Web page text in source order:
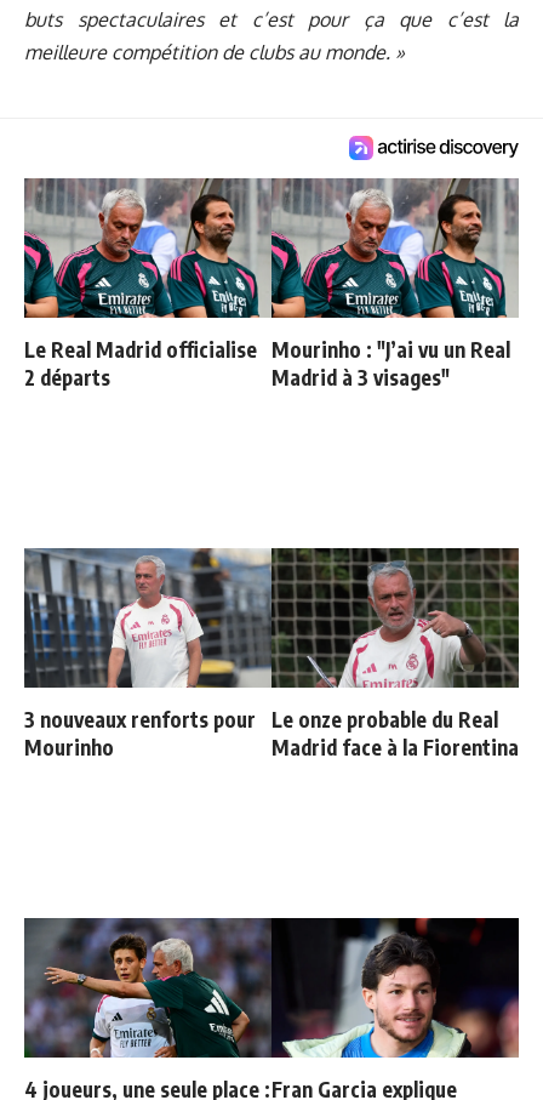
buts spectaculaires et c’est pour ça que c’est la
meilleure compétition de clubs au monde. »
Le Real Madrid officialise
2 départs
Mourinho : "J’ai vu un Real
Madrid à 3 visages"
3 nouveaux renforts pour
Mourinho
Le onze probable du Real
Madrid face à la Fiorentina
4 joueurs, une seule place :Fran Garcia explique